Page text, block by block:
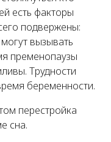
есть факторы
подвержены:
вызывать
пременопаузы
Трудности
беременности.
перестройка
сна.